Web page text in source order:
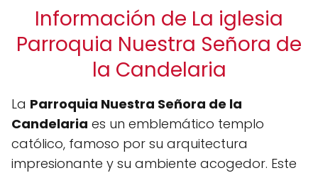
Información de La iglesia
Parroquia Nuestra Señora de
la Candelaria
La Parroquia Nuestra Señora de la
Candelaria es un emblemático templo
católico, famoso por su arquitectura
impresionante y su ambiente acogedor. Este